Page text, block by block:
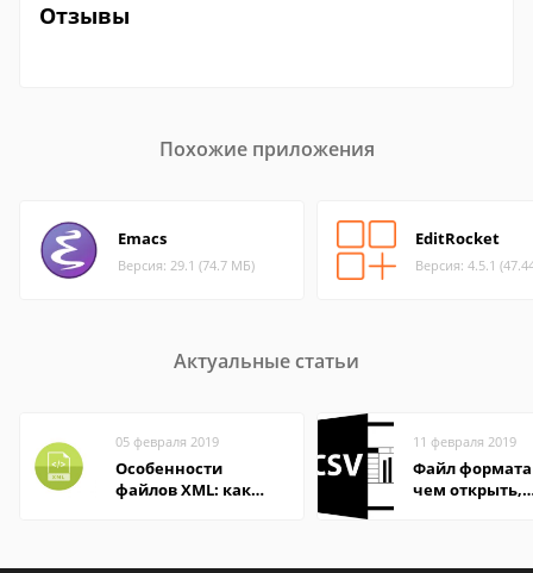
Отзывы
Похожие приложения
Emacs
Версия: 29.1 (74.7 МБ)
EditRocket
Версия: 4.5.1
Актуальные статьи
05 февраля 2019
Особенности
файлов XML: как
11 февраля 2019
Файл формата
чем открыть,